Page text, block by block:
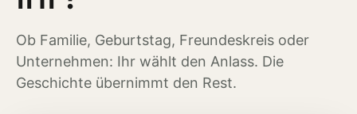
Ob Familie, Geburtstag, Freundeskreis oder
Unternehmen: Ihr wählt den Anlass. Die
Geschichte übernimmt den Rest.